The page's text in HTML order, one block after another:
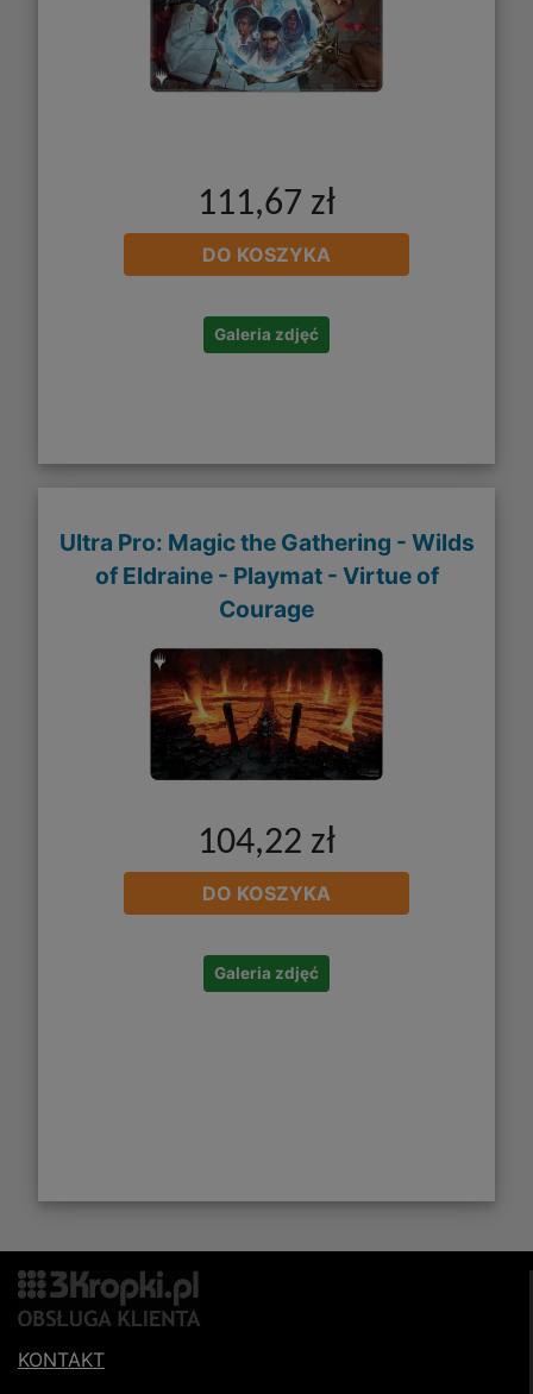
111,67 zł
DO KOSZYKA
Galeria zdjęć
Ultra Pro: Magic the Gathering - Wilds
of Eldraine - Playmat - Virtue of
Courage
104,22 zł
DO KOSZYKA
Galeria zdjęć
KONTAKT